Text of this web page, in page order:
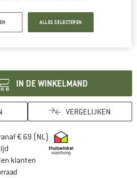
IN DE WINKELMAND
VERGELIJKEN
€ 69 (NL) Vind hier de
Vind de betalingsinformatie hier!
klanten
ALLES SELECTEREN